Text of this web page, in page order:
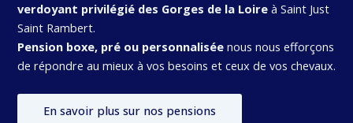
verdoyant privilégié des Gorges de la Loireà Saint Just
Saint Rambert.
Pension boxe, pré ou personnaliséenous nous efforçons
de répondre au mieux à vos besoins et ceux de vos chevaux.
En savoir plus sur nos pensions